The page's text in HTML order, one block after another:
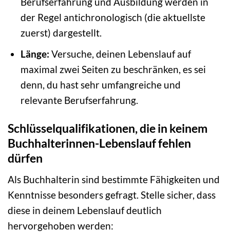
der Regel antichronologisch (die aktuellste
zuerst) dargestellt.
Länge: Versuche, deinen Lebenslauf auf
maximal zwei Seiten zu beschränken, es sei
denn, du hast sehr umfangreiche und
relevante Berufserfahrung.
Schlüsselqualifikationen, die in keinem
Buchhalterinnen-Lebenslauf fehlen
dürfen
Als Buchhalterin sind bestimmte Fähigkeiten und
Kenntnisse besonders gefragt. Stelle sicher, dass
diese in deinem Lebenslauf deutlich
hervorgehoben werden: